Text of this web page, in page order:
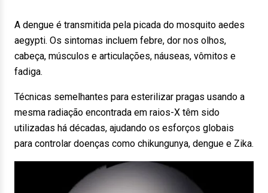
A dengue é transmitida pela picada do mosquito aedes
aegypti. Os sintomas incluem febre, dor nos olhos,
cabeça, músculos e articulações, náuseas, vômitos e
fadiga.
Técnicas semelhantes para esterilizar pragas usando a
mesma radiação encontrada em raios-X têm sido
utilizadas há décadas, ajudando os esforços globais
para controlar doenças como chikungunya, dengue e Zika.